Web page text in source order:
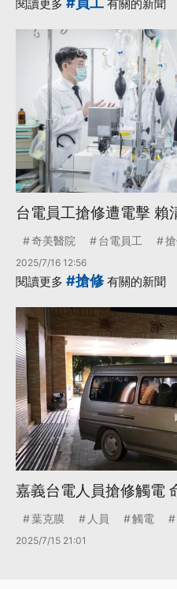
閱讀更多 有關的新聞
台電員工搶修遭電擊 賴
奇美醫院 台電員工
2025/7/16 12:56
閱讀更多 #搶修有關的新聞
嘉義台電人員搶修觸電
葉克膜 人員 觸電
2025/7/15 21:01